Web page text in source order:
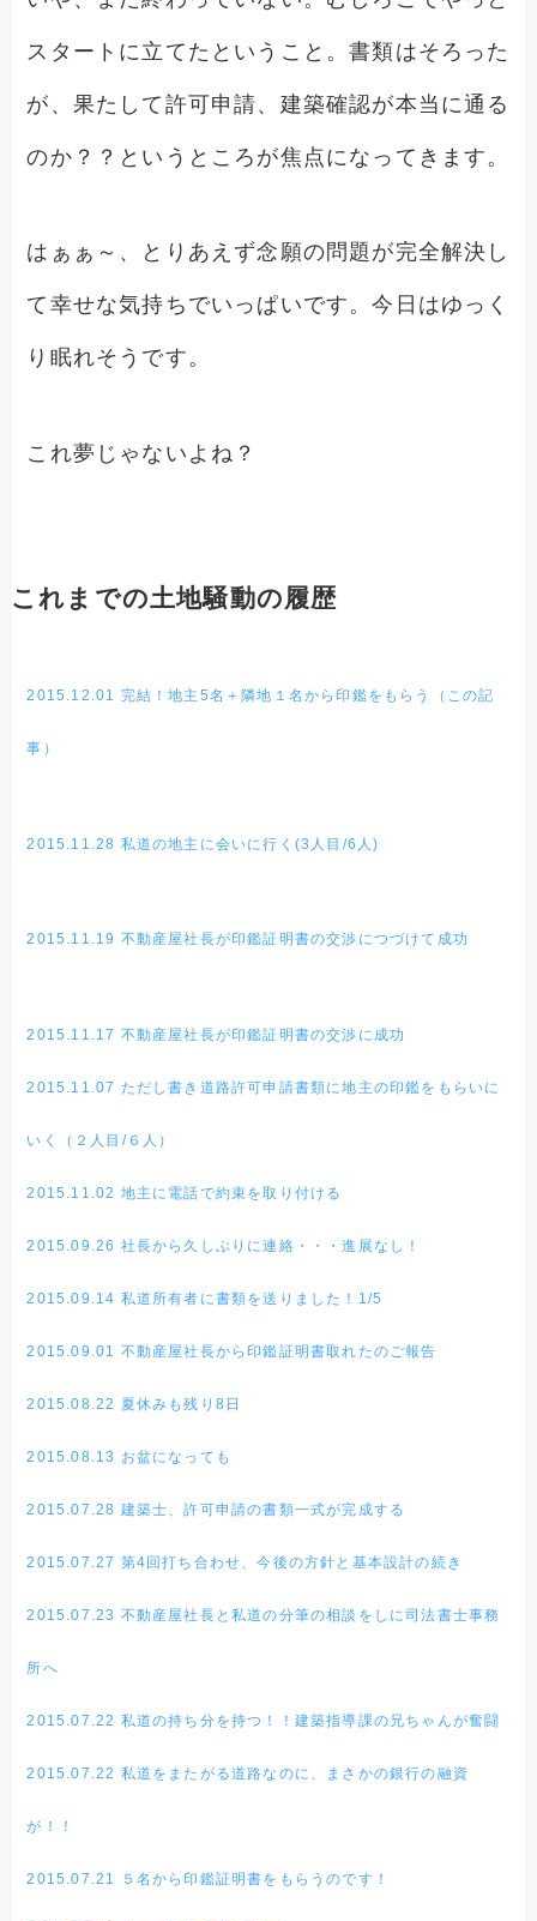
スタートに立てたということ。書類はそろった
が、果たして許可申請、建築確認が本当に通る
のか？？というところが焦点になってきます。
はぁぁ～、とりあえず念願の問題が完全解決し
て幸せな気持ちでいっぱいです。今日はゆっく
り眠れそうです。
これ夢じゃないよね？
これまでの土地騒動の履歴
2015.12.01 完結！地主5名＋隣地１名から印鑑をもらう（この記
事）
2015.11.28 私道の地主に会いに行く(3人目/6人)
2015.11.19 不動産屋社長が印鑑証明書の交渉につづけて成功
2015.11.17 不動産屋社長が印鑑証明書の交渉に成功
2015.11.07 ただし書き道路許可申請書類に地主の印鑑をもらいに
いく（２人目/６人）
2015.11.02 地主に電話で約束を取り付ける
2015.09.26 社長から久しぶりに連絡・・・進展なし！
2015.09.14 私道所有者に書類を送りました！1/5
2015.09.01 不動産屋社長から印鑑証明書取れたのご報告
2015.08.22 夏休みも残り8日
2015.08.13 お盆になっても
2015.07.28 建築士、許可申請の書類一式が完成する
2015.07.27 第4回打ち合わせ、今後の方針と基本設計の続き
2015.07.23 不動産屋社長と私道の分筆の相談をしに司法書士事務
所へ
2015.07.22 私道の持ち分を持つ！！建築指導課の兄ちゃんが奮闘
2015.07.22 私道をまたがる道路なのに、まさかの銀行の融資
が！！
2015.07.21 ５名から印鑑証明書をもらうのです！